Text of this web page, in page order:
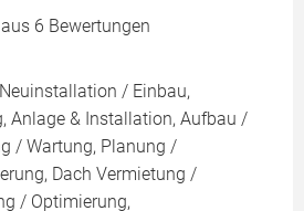
6 Bewertungen
/ Einbau,
Anlage & Installation, Aufbau /
/ Wartung, Planung /
Dach Vermietung /
/ Optimierung,